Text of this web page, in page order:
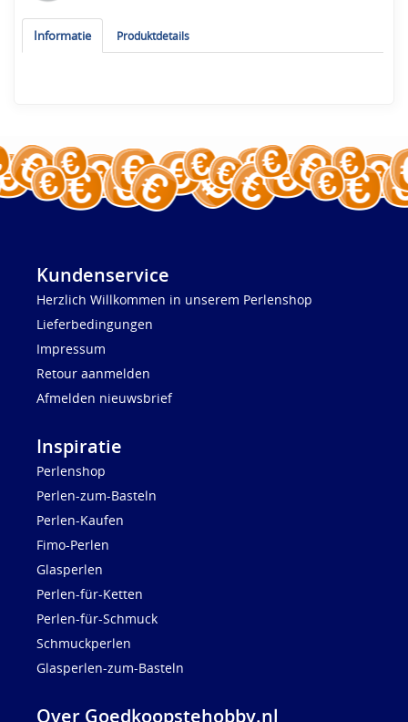
Informatie Produktdetails
Kundenservice
Herzlich Willkommen in unserem Perlenshop
Lieferbedingungen
Impressum
Retour aanmelden
Afmelden nieuwsbrief
Inspiratie
Perlenshop
Perlen-zum-Basteln
Perlen-Kaufen
Fimo-Perlen
Glasperlen
Perlen-für-Ketten
Perlen-für-Schmuck
Schmuckperlen
Glasperlen-zum-Basteln
Over Goedkoopstehobby.nl